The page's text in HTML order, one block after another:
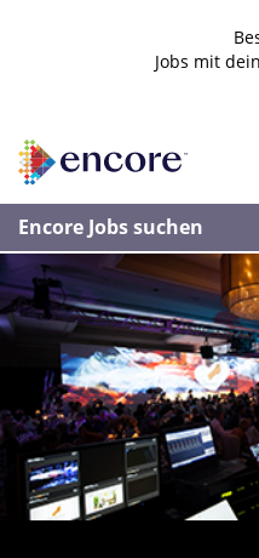
Jobs mit
Encore Jobs suchen